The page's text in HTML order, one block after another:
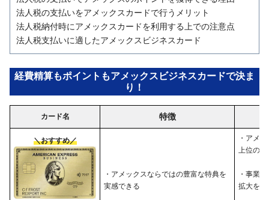
法人税の支払いをアメックスカードで行うメリット
法人税納付時にアメックスカードを利用する上での注意点
法人税支払いに適したアメックスビジネスカード
経費精算もポイントもアメックスビジネスカードで決ま
り！
カード名 特徴
＼おすすめ／
・アメックスならではの豊富な特典を
実感できる
・アメ
上位のサ
・事業
拡大を目